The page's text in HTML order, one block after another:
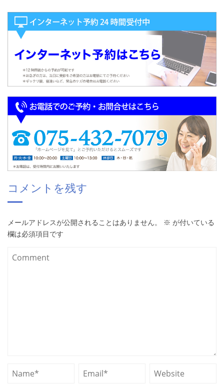
コメントを残す
メールアドレスが公開されることはありません。 ※ が付いている
欄は必須項目です